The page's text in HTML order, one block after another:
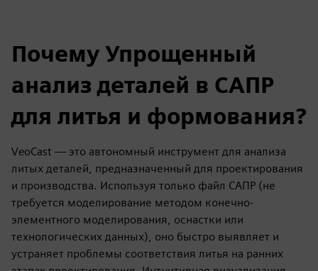
Почему Упрощенный
анализ деталей в САПР
для литья и формования?
VeoCast — это автономный инструмент для анализа
литых деталей, предназначенный для проектирования
и производства. Используя только файл САПР (не
требуется моделирование методом конечно-
элементного моделирования, оснастки или
технологических данных), оно быстро выявляет и
устраняет проблемы соответствия литья на ранних